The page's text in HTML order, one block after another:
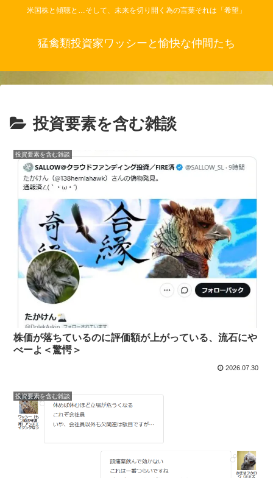
米国株と傾聴と…そして、未来を切り開く為の言葉それは「希望」
猛禽類投資家ワッシーと愉快な仲間たち
投資要素を含む雑談
投資要素を含む雑談
株価が落ちているのに評価額が上がっている、流石にや
べーよ＜驚愕＞
2026.07.30
投資要素を含む雑談